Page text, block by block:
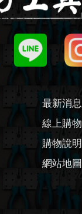
最新消息
線上購物
購物說明
網站地圖